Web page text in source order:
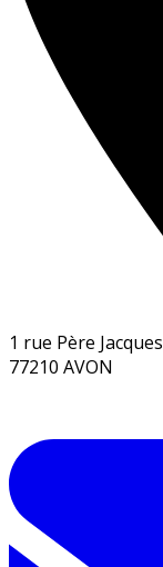
1 rue Père Jacques
77210 AVON